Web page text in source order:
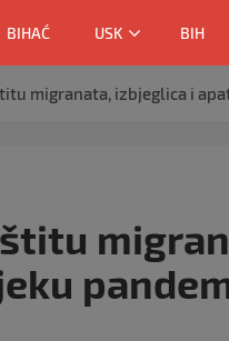
BIHAĆ USK BIH
migranata, izbjeglica i